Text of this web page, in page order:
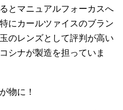
とマニュアルフォーカスへ
にカールツァイスのブラン
のレンズとして評判が高い
シナが製造を担っていま
物に！